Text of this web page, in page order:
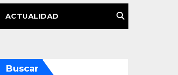
ACTUALIDAD
Buscar